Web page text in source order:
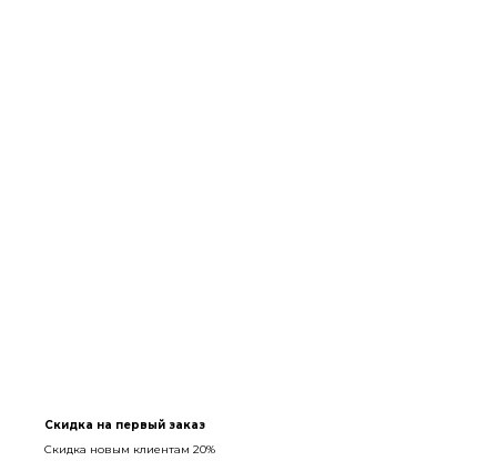
Скидка на первый заказ
Скидка новым клиентам 20%